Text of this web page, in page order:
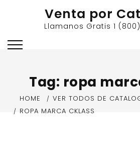
Venta por
Llamanos Gratis 1
Tag: ropa
HOME
VER TODOS DE
ROPA MARCA CKLASS